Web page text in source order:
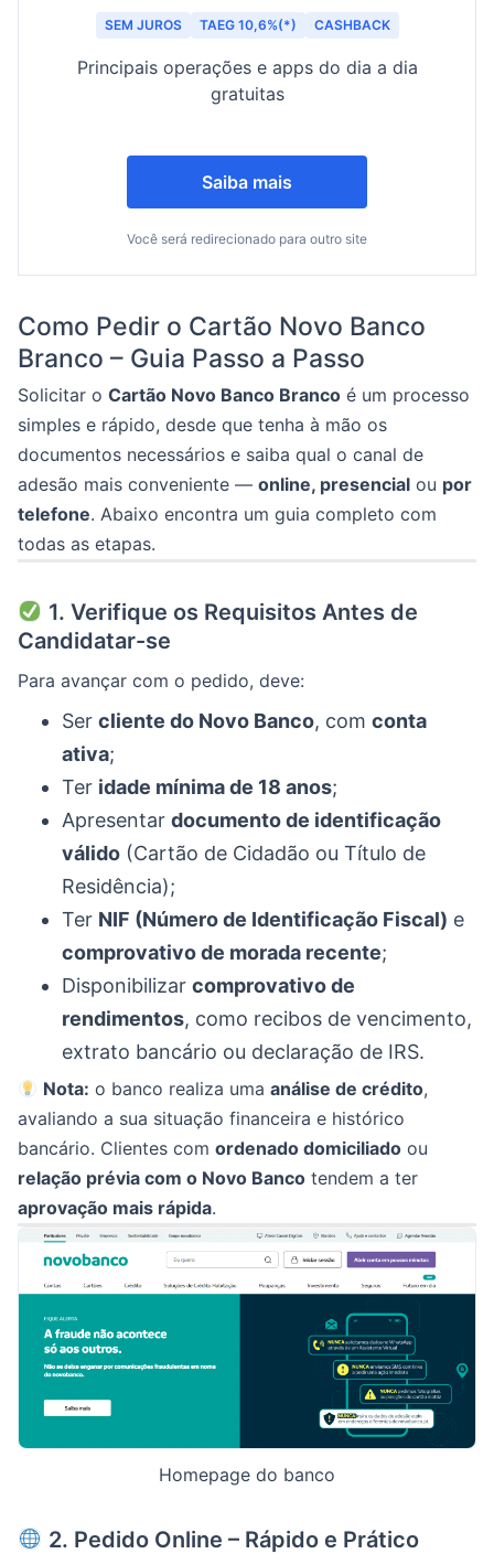
SEM JUROS TAEG 10,6%(*) CASHBACK
Principais operações e apps do dia a dia
gratuitas
Saiba mais
Você será redirecionado para outro site
Como Pedir o Cartão Novo Banco
Branco – Guia Passo a Passo
Solicitar o Cartão Novo Banco Branco é um processo
simples e rápido, desde que tenha à mão os
documentos necessários e saiba qual o canal de
adesão mais conveniente — online, presencial ou por
telefone. Abaixo encontra um guia completo com
todas as etapas.
1. Verifique os Requisitos Antes de
Candidatar-se
Para avançar com o pedido, deve:
Ser cliente do Novo Banco, com conta
ativa;
Ter idade mínima de 18 anos;
Apresentar documento de identificação
válido (Cartão de Cidadão ou Título de
Residência);
Ter NIF (Número de Identificação Fiscal) e
comprovativo de morada recente;
Disponibilizar comprovativo de
rendimentos, como recibos de vencimento,
extrato bancário ou declaração de IRS.
Nota: o banco realiza umaanálise de crédito,
avaliando a sua situação financeira e histórico
bancário. Clientes com ordenado domiciliado ou
relação prévia com o Novo Banco tendem a ter
aprovação mais rápida.
Homepage do banco
2. Pedido Online – Rápido e Prático